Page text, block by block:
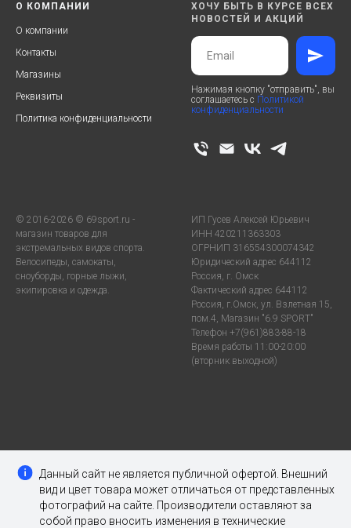
О КОМПАНИИ
О компании
Контакты
Магазины
Реквизиты
Политика конфиденциальности
ХОЧУ БЫТЬ В КУРСЕ ВСЕХ
НОВОСТЕЙ И АКЦИЙ
Нажимая кнопку "отправить", вы
соглашаетесь с Политикой
конфиденциальности
© 2016-2026 © 69sport.ru -
магазин товаров для
экстремальных видов спорта.
Велосипеды, самокаты,
сноуборды, горные лыжи,
экипировка и одежда.
ИП Гусев Алексей Юрьевич
ИНН 420211363303
ОГРНИП 316554300074342
Юридический адрес 644112
Россия, г. Омск
Фактический адрес 644112
Россия, г.Омск, ул. Взлетная 15,
пом.4, Магазин "6.9 SPORT"
Телефон +7(961)883-88-18
Время работы 11:00-20:00
(вторник выходной)
Данный сайт не является публичной офертой. Внешний
вид и цвет товара может отличаться от представленных
фотографий на сайте. Производители оставляют за
собой право вносить изменения в технические